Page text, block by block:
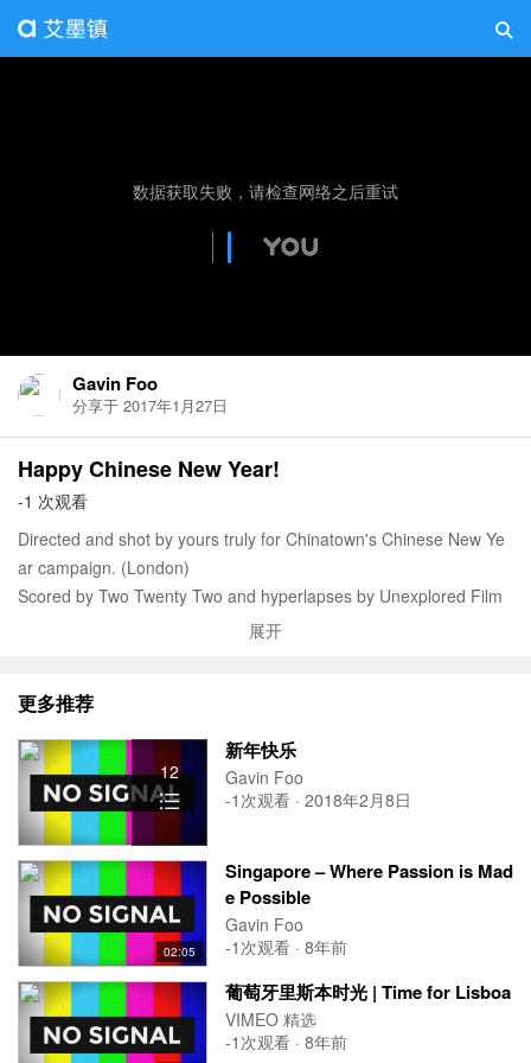
Gavin Foo
分享于 2017年1月27日
Happy Chinese New Year!
-1 次观看
Directed and shot by yours truly for Chinatown's Chinese New Ye
ar campaign. (London)
Scored by Two Twenty Two and hyperlapses by Unexplored Film
展开
更多推荐
12
新年快乐
Gavin Foo
-1次观看 · 2018年2月8日
02:05
Singapore – Where Passion is Mad
e Possible
Gavin Foo
-1次观看 · 8年前
葡萄牙里斯本时光 | Time for Lisboa
VIMEO 精选
-1次观看 · 8年前